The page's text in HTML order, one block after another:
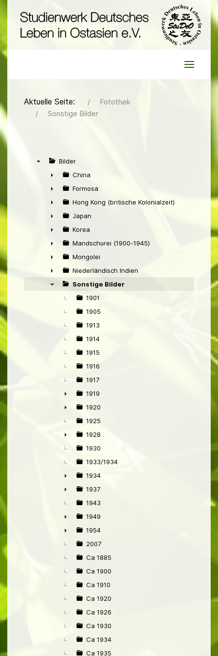
Aktuelle Seite:
Fotothek
Sonstige Bilder
Bilder
►
China
►
Formosa
►
Hong Kong (britische Kolonialzeit)
►
Japan
►
Korea
►
Mandschurei (1900-1945)
►
Mongolei
►
Niederländisch Indien
Sonstige Bilder
1901
1905
1913
1914
1915
1916
1917
►
1919
►
1920
1925
►
1928
1930
1933/1934
►
1934
►
1937
1943
►
1949
►
1954
2007
Ca 1885
Ca 1900
Ca 1910
Ca 1920
Ca 1926
Ca 1930
Ca 1934
Ca 1935